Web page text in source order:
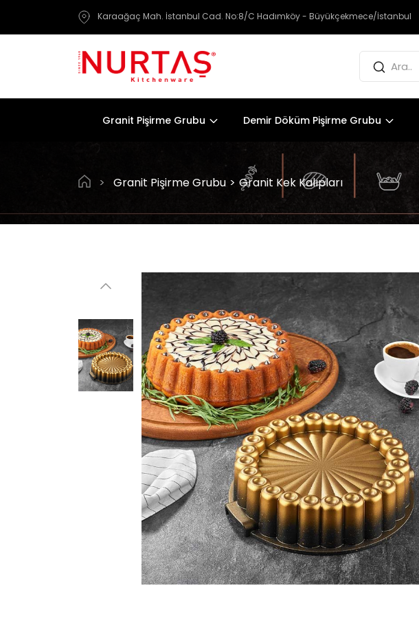
Karaağaç Mah. İstanbul Cad. No:8/C Hadımköy - Büyükçekmece/İstanbul
Granit Pişirme Grubu Demir Döküm Pişirme Grubu
> Granit Pişirme Grubu > Granit Kek Kalıpları